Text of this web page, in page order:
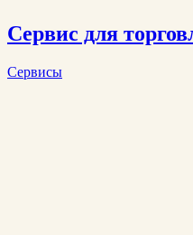
Сервис для
Сервисы